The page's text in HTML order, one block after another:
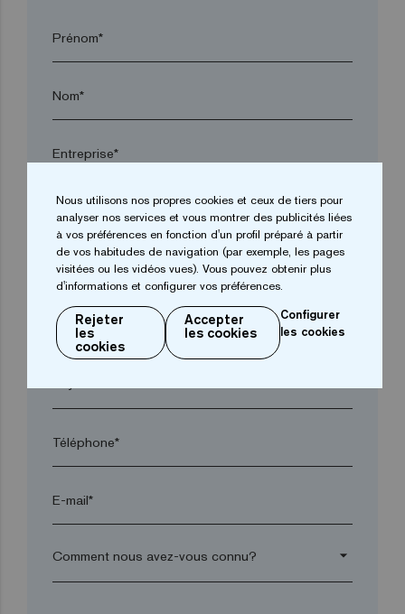
Prénom*
Nom*
Entreprise*
arrow_drop_down
Ville*
Code postal*
Téléphone*
E-mail*
arrow_drop_down
Nous utilisons nos propres cookies et ceux de tiers pour
analyser nos services et vous montrer des publicités liées
à vos préférences en fonction d'un profil préparé à partir
de vos habitudes de navigation (par exemple, les pages
visitées ou les vidéos vues). Vous pouvez obtenir plus
d'informations et configurer vos préférences.
Rejeter
les
cookies
Accepter
les cookies
Configurer
les cookies